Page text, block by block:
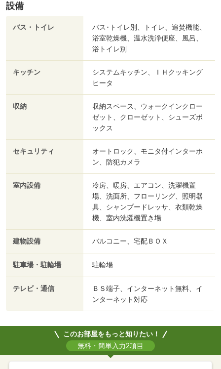
設備
バス・トイレ
バス･トイレ別、トイレ、追焚機能、
浴室乾燥機、温水洗浄便座、風呂、
浴トイレ別
キッチン
システムキッチン、ＩＨクッキング
ヒータ
収納
収納スペース、ウォークインクロー
ゼット、クローゼット、シューズボ
ックス
セキュリティ
オートロック、モニタ付インターホ
ン、防犯カメラ
室内設備
冷房、暖房、エアコン、洗濯機置
場、洗面所、フローリング、照明器
具、シャンプードレッサ、衣類乾燥
機、室内洗濯機置き場
建物設備 バルコニー、宅配ＢＯＸ
駐車場・駐輪場 駐輪場
テレビ・通信
ＢＳ端子、インターネット無料、イ
ンターネット対応
このお部屋をもっと知りたい！
無料・簡単入力2項目